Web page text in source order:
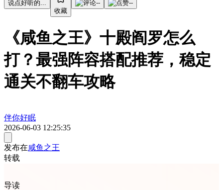
说点好听的...
收藏
-- --
《咸鱼之王》十殿阎罗怎么
打？最强阵容搭配推荐，稳定
通关不翻车攻略
伴你好眠
2026-06-03 12:25:35
发布在咸鱼之王
转载
导读